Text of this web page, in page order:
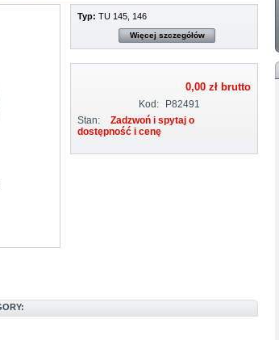
Typ: TU 145, 146
Więcej szczegółów
0,00 złbrutto
Kod:
P82491
Stan:
Zadzwoń i spytaj o
dostępność i cenę